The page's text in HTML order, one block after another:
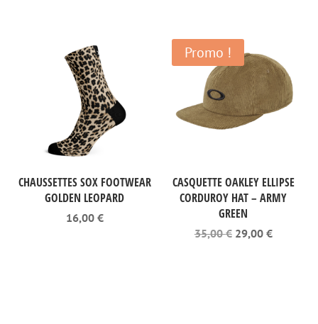
CHAUSSETTES SOX FOOTWEAR
GOLDEN LEOPARD
16,00 €
Promo !
CASQUETTE OAKLEY ELLIPSE
CORDUROY HAT – ARMY
GREEN
35,00€ Le
29,00 €Le